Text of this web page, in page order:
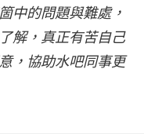
中的問題與難處，
解，真正有苦自己
，協助水吧同事更